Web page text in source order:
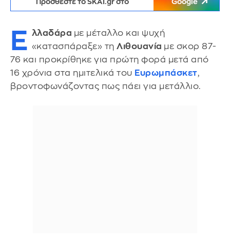
Προσθέστε το SKAI.gr στο Google
Ε λλαδάρα με μέταλλο και ψυχή
«κατασπάραξε» τη Λιθουανία με σκορ 87-
76 και προκρίθηκε για πρώτη φορά μετά από
16 χρόνια στα ημιτελικά του Ευρωμπάσκετ,
βροντοφωνάζοντας πως πάει για μετάλλιο.